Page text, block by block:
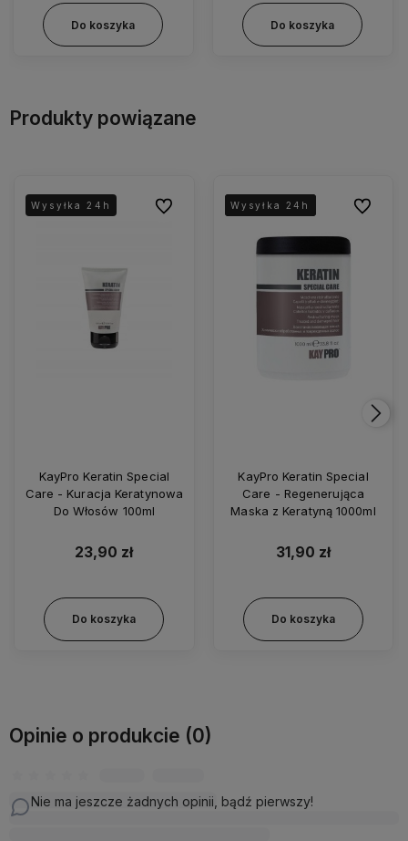
Do koszyka Do koszyka
Produkty powiązane
Wysyłka 24h
KayPro Keratin Special
Care - Kuracja Keratynowa
Do Włosów 100ml
23,90 zł
Do koszyka
Do ulubionychWysyłka 24h
Wysyłka 24h
Wysyłka 24h
KayPro Keratin Special
Care - Regenerująca
Maska z Keratyną 1000ml
31,90 zł
Do koszyka
Do
Opinie o produkcie (0)
Nie ma jeszcze żadnych opinii, bądź pierwszy!